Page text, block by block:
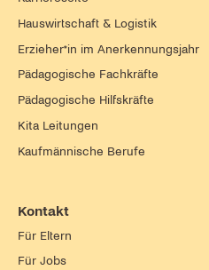
Hauswirtschaft & Logistik
Erzieher*in im Anerkennungsjahr
Pädagogische Fachkräfte
Pädagogische Hilfskräfte
Kita Leitungen
Kaufmännische Berufe
Kontakt
Für Eltern
Für Jobs